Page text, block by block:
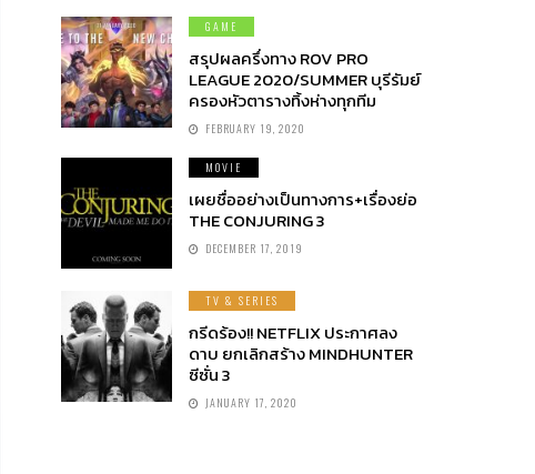
GAME
สรุปผลครึ่งทาง ROV PRO
LEAGUE 2020/SUMMER บุรีรัมย์
ครองหัวตารางทิ้งห่างทุกทีม
FEBRUARY 19, 2020
MOVIE
เผยชื่ออย่างเป็นทางการ+เรื่องย่อ
THE CONJURING 3
DECEMBER 17, 2019
TV & SERIES
กรีดร้อง!! NETFLIX ประกาศลง
ดาบ ยกเลิกสร้าง MINDHUNTER
ซีซั่น 3
JANUARY 17, 2020